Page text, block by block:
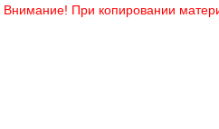
Внимание! При копировании